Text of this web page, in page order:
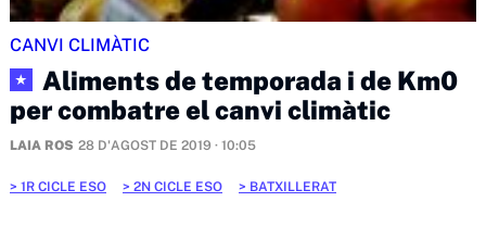
CANVI CLIMÀTIC
★
Aliments de temporada i de Km0
per combatre el canvi climàtic
LAIA ROS 28 D'AGOST DE 2019 · 10:05
1R CICLE ESO 2N CICLE ESO BATXILLERAT